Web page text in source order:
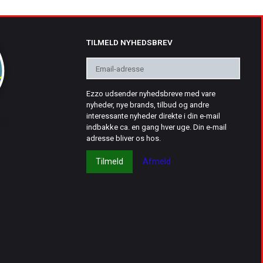
TILMELD NYHEDSBREV
adresse
Ezzo udsender nyhedsbreve med vare
nyheder, nye brands, tilbud og andre
interessante nyheder direkte i din e-mail
indbakke ca. en gang hver uge. Din e-mail
adresse bliver os hos.
Tilmeld Afmeld